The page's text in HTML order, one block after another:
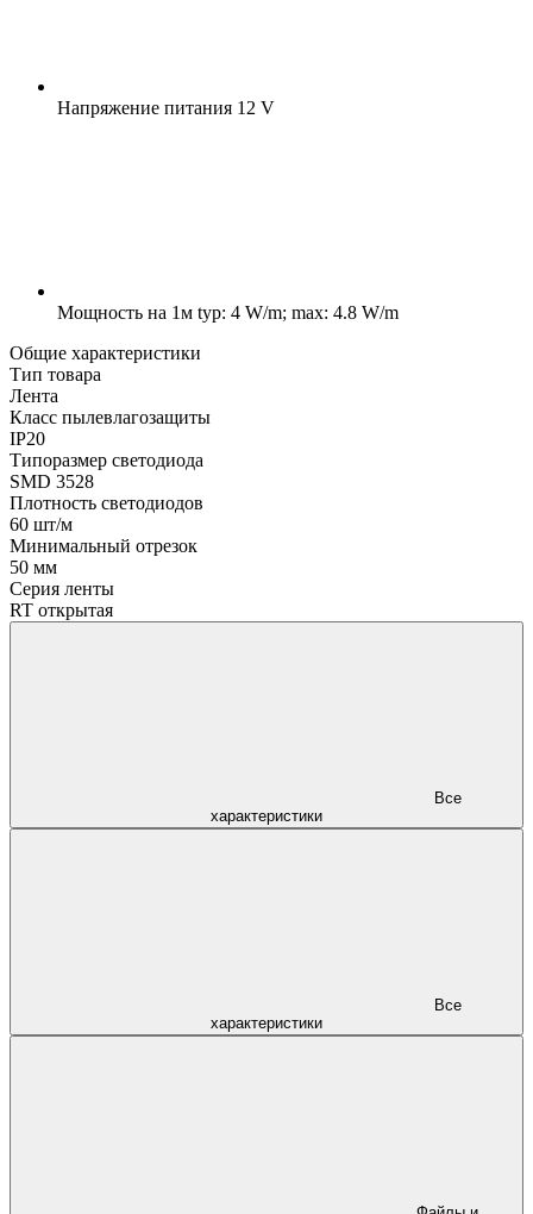
Напряжение питания 12 V
Мощность на 1м typ: 4 W/m; max: 4.8 W/m
Общие характеристики
Тип товара
Лента
Класс пылевлагозащиты
IP20
Типоразмер светодиода
SMD 3528
Плотность светодиодов
60 шт/м
Минимальный отрезок
50 мм
Серия ленты
RT открытая
характеристики
характеристики